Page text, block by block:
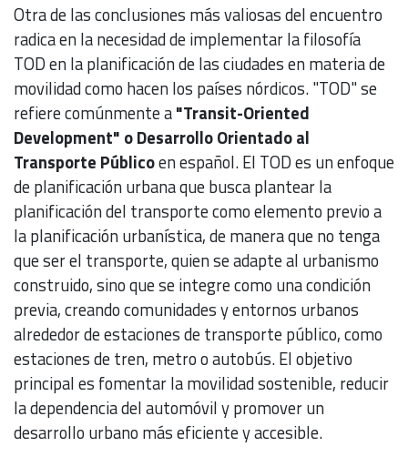
Otra de las conclusiones más valiosas del encuentro
radica en la necesidad de implementar la filosofía
TOD en la planificación de las ciudades en materia de
movilidad como hacen los países nórdicos. "TOD" se
refiere comúnmente a"Transit-Oriented
Development" o Desarrollo Orientado al
Transporte Públicoen español. El TOD es un enfoque
de planificación urbana que busca plantear la
planificación del transporte como elemento previo a
la planificación urbanística, de manera que no tenga
que ser el transporte, quien se adapte al urbanismo
construido, sino que se integre como una condición
previa, creando comunidades y entornos urbanos
alrededor de estaciones de transporte público, como
estaciones de tren, metro o autobús. El objetivo
principal es fomentar la movilidad sostenible, reducir
la dependencia del automóvil y promover un
desarrollo urbano más eficiente y accesible.